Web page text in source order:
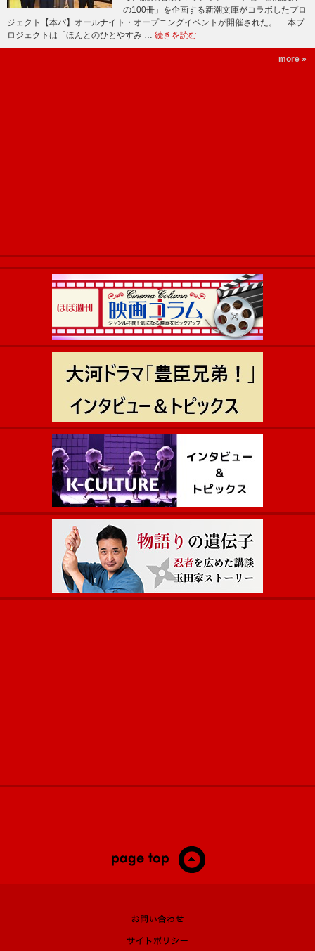
の100冊」を企画する新潮文庫がコラボしたプロ
ジェクト【本パ】オールナイト・オープニングイベントが開催された。 本プ
ロジェクトは「ほんとのひとやすみ … 続きを読む
more »